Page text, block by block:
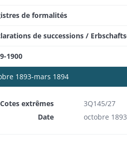
de formalités
de successions /
1900
1893-mars 1894
extrêmes
3Q145/27
Date
octobre